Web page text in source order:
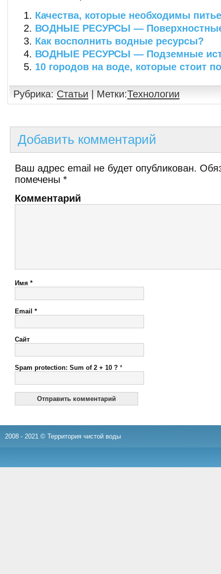
Качества, которые необходимы
ВОДНЫЕ РЕСУРСЫ — Поверхностные
Как восполнить водные ресурсы?
ВОДНЫЕ РЕСУРСЫ — Подземные
10 городов на воде, которые стоит
Рубрика: Статьи | Метки:Технологии
Добавить комментарий
Ваш адрес email не будет опубликован.
помечены *
Комментарий
Имя *
Email *
Сайт
Spam protection: Sum of 2 + 10 ? *
2008 - 2021 © Территория чистой воды